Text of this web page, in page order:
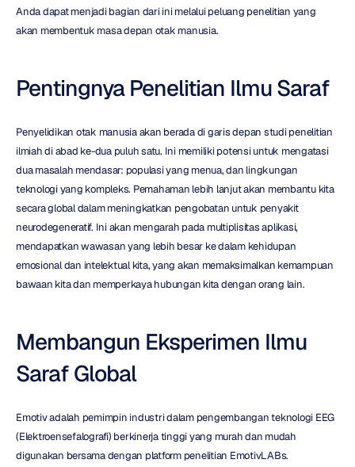
Anda dapat menjadi bagian dari ini melalui peluang penelitian yang
akan membentuk masa depan otak manusia.
Pentingnya Penelitian Ilmu Saraf
Penyelidikan otak manusia akan berada di garis depan studi penelitian
ilmiah di abad ke-dua puluh satu. Ini memiliki potensi untuk mengatasi
dua masalah mendasar: populasi yang menua, dan lingkungan
teknologi yang kompleks. Pemahaman lebih lanjut akan membantu kita
secara global dalam meningkatkan pengobatan untuk penyakit
neurodegeneratif. Ini akan mengarah pada multiplisitas aplikasi,
mendapatkan wawasan yang lebih besar ke dalam kehidupan
emosional dan intelektual kita, yang akan memaksimalkan kemampuan
bawaan kita dan memperkaya hubungan kita dengan orang lain.
Membangun Eksperimen Ilmu
Saraf Global
Emotiv adalah pemimpin industri dalam pengembangan teknologi EEG
(Elektroensefalografi) berkinerja tinggi yang murah dan mudah
digunakan bersama dengan platform penelitian EmotivLABs.